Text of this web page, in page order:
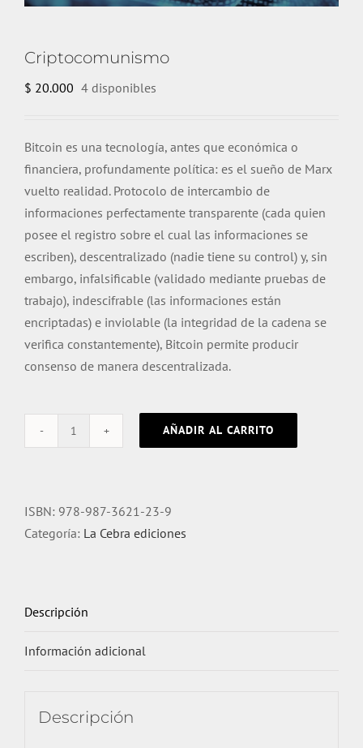
Criptocomunismo
$ 20.000 4 disponibles
Bitcoin es una tecnología, antes que económica o
financiera, profundamente política: es el sueño de Marx
vuelto realidad. Protocolo de intercambio de
informaciones perfectamente transparente (cada quien
posee el registro sobre el cual las informaciones se
escriben), descentralizado (nadie tiene su control) y, sin
embargo, infalsificable (validado mediante pruebas de
trabajo), indescifrable (las informaciones están
encriptadas) e inviolable (la integridad de la cadena se
verifica constantemente), Bitcoin permite producir
consenso de manera descentralizada.
Criptocomunismo
AÑADIR AL CARRITO
ISBN: 978-987-3621-23-9
Categoría: La Cebra ediciones
Descripción
Información adicional
Descripción